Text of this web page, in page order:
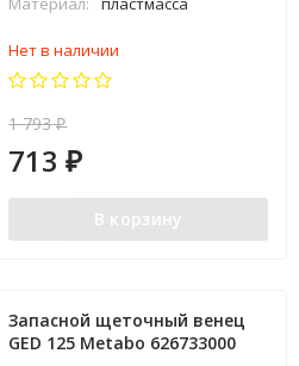
Нет в наличии
1 793₽
713₽
В корзину
Запасной щеточный венец
GED 125 Metabo 626733000